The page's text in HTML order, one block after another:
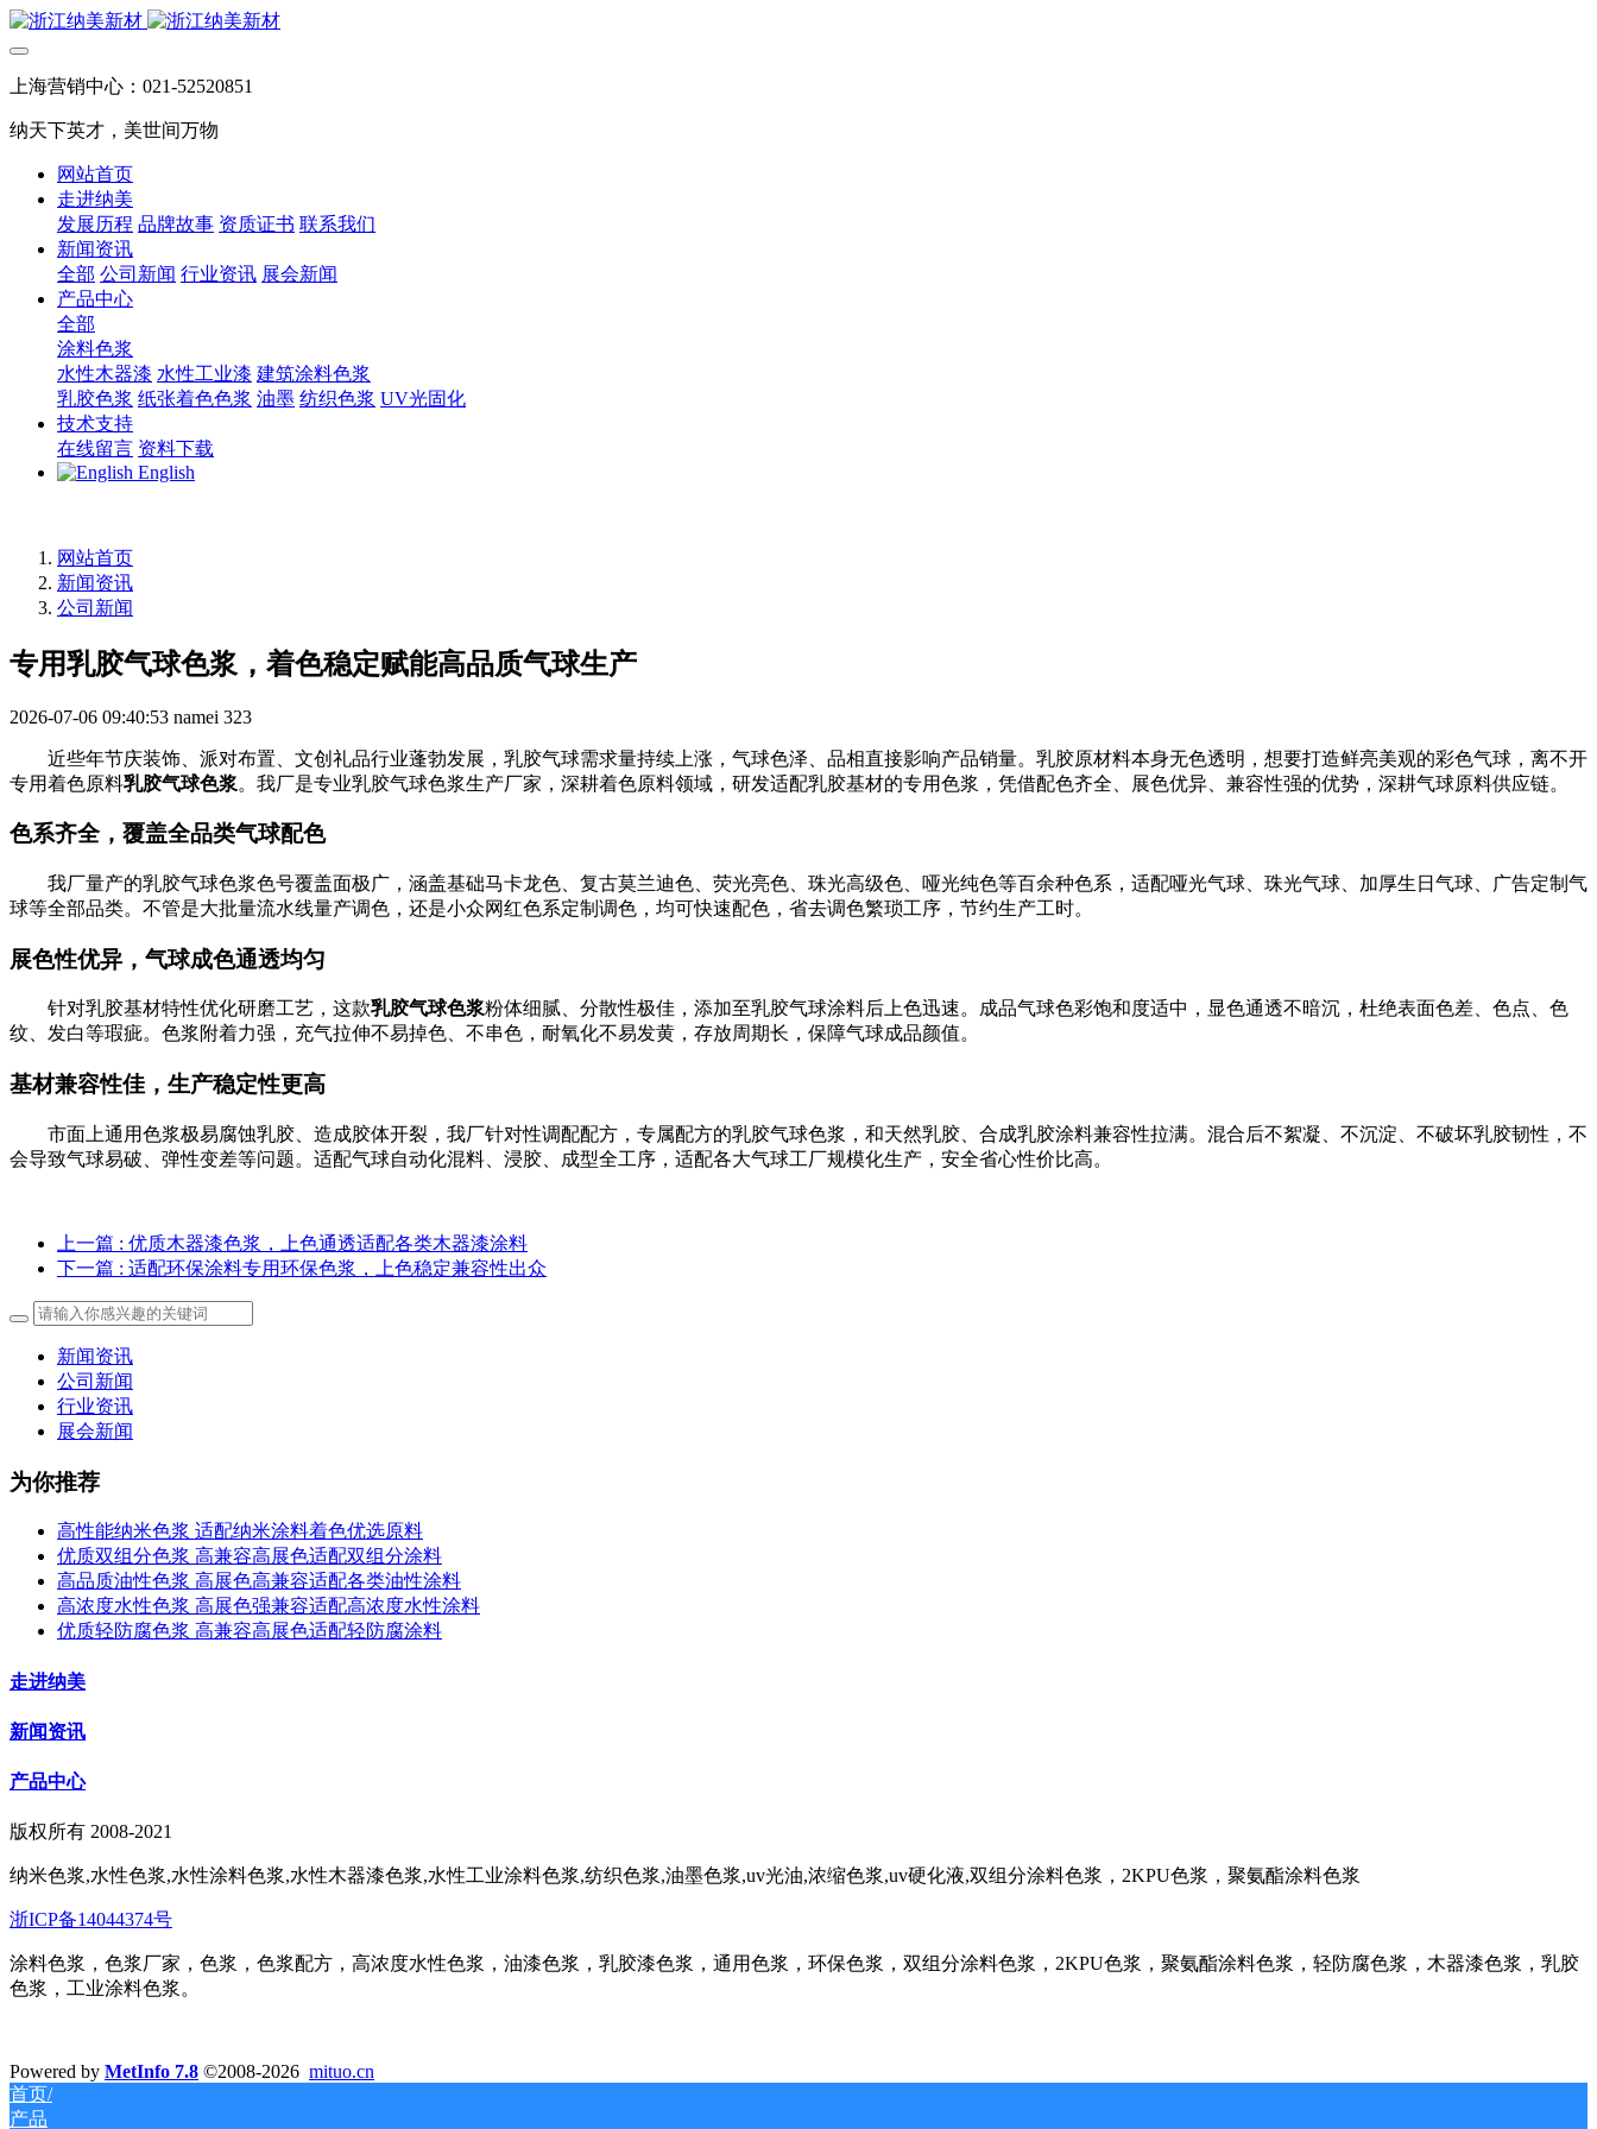
上海营销中心：021-52520851
纳天下英才，美世间万物
网站首页
走进纳美
发展历程 品牌故事 资质证书 联系我们
新闻资讯
全部 公司新闻 行业资讯 展会新闻
产品中心
全部
涂料色浆
水性木器漆 水性工业漆 建筑涂料色浆
乳胶色浆 纸张着色色浆 油墨 纺织色浆 UV光固化
技术支持
在线留言 资料下载
English
网站首页
新闻资讯
公司新闻
专用乳胶气球色浆，着色稳定赋能高品质气球生产
2026-07-06 09:40:53 namei 323
近些年节庆装饰、派对布置、文创礼品行业蓬勃发展，乳胶气球需求量持续上涨，气球色泽、品相直接影响产品销量。乳胶原材料本身无色透明，想要打造鲜亮美观的彩色气球，离不开
专用着色原料乳胶气球色浆。我厂是专业乳胶气球色浆生产厂家，深耕着色原料领域，研发适配乳胶基材的专用色浆，凭借配色齐全、展色优异、兼容性强的优势，深耕气球原料供应链。
色系齐全，覆盖全品类气球配色
我厂量产的乳胶气球色浆色号覆盖面极广，涵盖基础马卡龙色、复古莫兰迪色、荧光亮色、珠光高级色、哑光纯色等百余种色系，适配哑光气球、珠光气球、加厚生日气球、广告定制气
球等全部品类。不管是大批量流水线量产调色，还是小众网红色系定制调色，均可快速配色，省去调色繁琐工序，节约生产工时。
展色性优异，气球成色通透均匀
针对乳胶基材特性优化研磨工艺，这款乳胶气球色浆粉体细腻、分散性极佳，添加至乳胶气球涂料后上色迅速。成品气球色彩饱和度适中，显色通透不暗沉，杜绝表面色差、色点、色
纹、发白等瑕疵。色浆附着力强，充气拉伸不易掉色、不串色，耐氧化不易发黄，存放周期长，保障气球成品颜值。
基材兼容性佳，生产稳定性更高
市面上通用色浆极易腐蚀乳胶、造成胶体开裂，我厂针对性调配配方，专属配方的乳胶气球色浆，和天然乳胶、合成乳胶涂料兼容性拉满。混合后不絮凝、不沉淀、不破坏乳胶韧性，不
会导致气球易破、弹性变差等问题。适配气球自动化混料、浸胶、成型全工序，适配各大气球工厂规模化生产，安全省心性价比高。
上一篇 : 优质木器漆色浆，上色通透适配各类木器漆涂料
下一篇 : 适配环保涂料专用环保色浆，上色稳定兼容性出众
新闻资讯
公司新闻
行业资讯
展会新闻
为你推荐
高性能纳米色浆 适配纳米涂料着色优选原料
优质双组分色浆 高兼容高展色适配双组分涂料
高品质油性色浆 高展色高兼容适配各类油性涂料
高浓度水性色浆 高展色强兼容适配高浓度水性涂料
优质轻防腐色浆 高兼容高展色适配轻防腐涂料
走进纳美
新闻资讯
产品中心
版权所有 2008-2021
纳米色浆,水性色浆,水性涂料色浆,水性木器漆色浆,水性工业涂料色浆,纺织色浆,油墨色浆,uv光油,浓缩色浆,uv硬化液,双组分涂料色浆，2KPU色浆，聚氨酯涂料色浆
浙ICP备14044374号
涂料色浆，色浆厂家，色浆，色浆配方，高浓度水性色浆，油漆色浆，乳胶漆色浆，通用色浆，环保色浆，双组分涂料色浆，2KPU色浆，聚氨酯涂料色浆，轻防腐色浆，木器漆色浆，乳胶
色浆，工业涂料色浆。
Powered by MetInfo 7.8 ©2008-2026 mituo.cn
首页/
产品